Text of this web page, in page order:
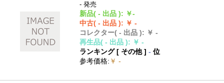
- 発売
新品( - 出品 ): ￥-
中古( - 出品 ): ￥ -
コレクター( - 出品 ): ￥ -
再生品( - 出品 ): ￥ -
ランキング [ その他]- 位
参考価格: ￥ -